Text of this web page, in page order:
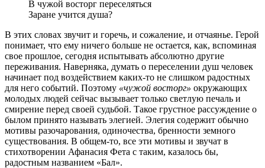
В чужой восторг переселяться
Заране учится душа?
В этих словах звучит и горечь, и сожаление, и отчаянье. Герой
понимает, что ему ничего больше не остается, как, вспоминая
свое прошлое, сегодня испытывать абсолютно другие
переживания. Наверняка, думать о переселении душ человек
начинает под воздействием каких-то не слишком радостных
для него событий. Поэтому «чужой восторг» окружающих
молодых людей сейчас вызывает только светлую печаль и
смирение перед своей судьбой. Такое грустное рассуждение о
былом принято называть элегией. Элегия содержит обычно
мотивы разочарования, одиночества, бренности земного
существования. В общем-то, все эти мотивы и звучат в
стихотворении Афанасия Фета с таким, казалось бы,
радостным названием «Бал».